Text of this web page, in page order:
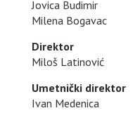
Jovica Budimir
Milena Bogavac
Direktor
Miloš Latinović
Umetnički direktor
Ivan Medenica